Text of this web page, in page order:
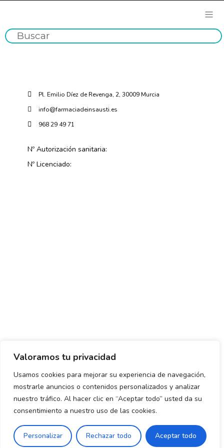
Valoramos tu privacidad
Usamos cookies para mejorar su experiencia de navegación,
mostrarle anuncios o contenidos personalizados y analizar
nuestro tráfico. Al hacer clic en “Aceptar todo” usted da su
consentimiento a nuestro uso de las cookies.
Personalizar Rechazar todo Aceptar todo
Pl. Emilio Díez de Revenga, 2, 30009 Murcia
info@farmaciadeinsausti.es
968 29 49 71
Nº Autorización sanitaria:
Nº Licenciado:
Política de envío y devoluciones Política de privacidad
Uso de cookies Aviso legal Términos y condiciones
Declaración de Accesibilidad